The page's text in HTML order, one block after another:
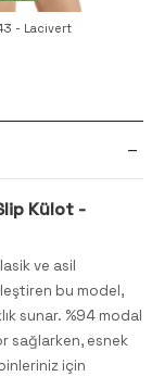
- Lacivert
Külot -
ve asil
bu model,
sunar. %94 modal
sağlarken, esnek
için